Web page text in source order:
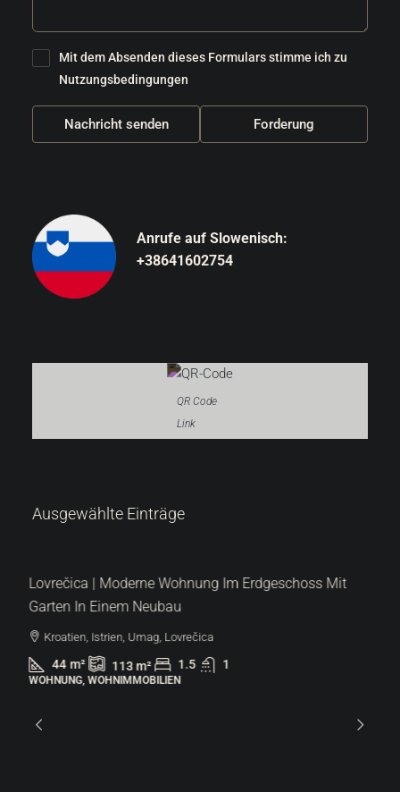
Mit dem Absenden dieses Formulars stimme ich zu
Nutzungsbedingungen
Nachricht senden Forderung
Anrufe auf Slowenisch:
+38641602754
QR Code
Link
Ausgewählte Einträge
287.000 €
Lovrečica | Moderne Wohnung Im Erdgeschoss Mit
Garten In Einem Neubau
Kroatien, Istrien, Umag, Lovrečica
44 m² 113 m² 1.5 1
WOHNUNG, WOHNIMMOBILIEN